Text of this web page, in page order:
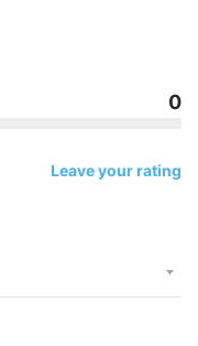
0
Leave your rating